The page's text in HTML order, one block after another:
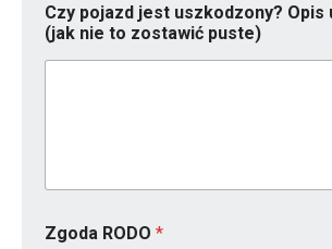
o
w
z
c
Czy pojazd jest uszkodzony? Opis
(jak nie to zostawić puste)
Zgoda RODO *